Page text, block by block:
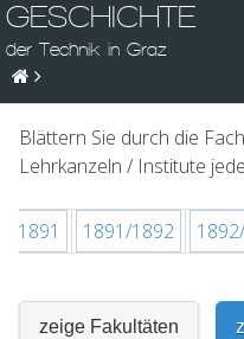
GESCHICHTE
der Technik in Graz
Blättern Sie durch die
Lehrkanzeln / Institute
1891 1891/1892
zeige Fakultäten